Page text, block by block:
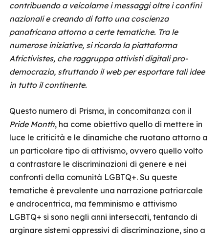
contribuendo a veicolarne i messaggi oltre i confini
nazionali e creando di fatto una coscienza
panafricana attorno a certe tematiche. Tra le
numerose iniziative, si ricorda la piattaforma
Africtivistes, che raggruppa attivisti digitali pro-
democrazia, sfruttando il web per esportare tali idee
in tutto il continente.
Questo numero di Prisma, in concomitanza con il
Pride Month, ha come obiettivo quello di mettere in
luce le criticità e le dinamiche che ruotano attorno a
un particolare tipo di attivismo, ovvero quello volto
a contrastare le discriminazioni di genere e nei
confronti della comunità LGBTQ+. Su queste
tematiche è prevalente una narrazione patriarcale
e androcentrica, ma femminismo e attivismo
LGBTQ+ si sono negli anni intersecati, tentando di
arginare sistemi oppressivi di discriminazione, sino a